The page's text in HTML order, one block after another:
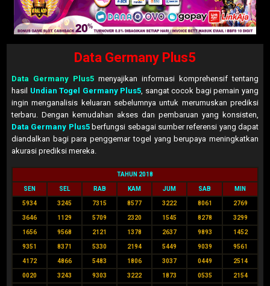
Data Germany Plus5
Data Germany Plus5 menyajikan informasi komprehensif tentang
hasil Undian Togel Germany Plus5, sangat cocok bagi pemain yang
ingin menganalisis keluaran sebelumnya untuk merumuskan prediksi
terbaru. Dengan kemudahan akses dan pembaruan yang konsisten,
Data Germany Plus5berfungsi sebagai sumber referensi yang dapat
diandalkan bagi para penggemar togel yang berupaya meningkatkan
akurasi prediksi mereka.
TAHUN 2018
SEN SEL RAB KAM JUM SAB MIN
5934 3245 7315 8577 3222 8061 2769
3646 1129 5709 2320 1545 8278 3299
1656 9568 2121 1378 2637 9893 1452
9351 8371 5330 2194 5449 9039 9561
4172 4866 5483 1806 3037 0449 2514
0020 3243 9303 3222 1873 0535 2154